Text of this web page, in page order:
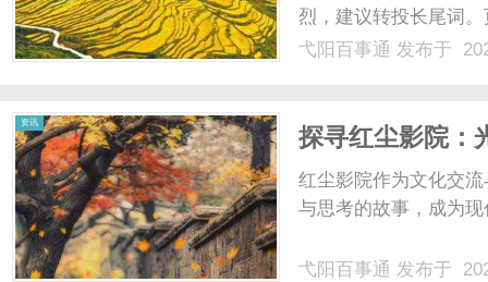
烈，建议转投长尾词
高，核心词尽量前置
弋阳百事通 发布于
资讯
探寻红尘影院：
红尘影院作为文化交
与思考的故事，成为
弋阳百事通 发布于